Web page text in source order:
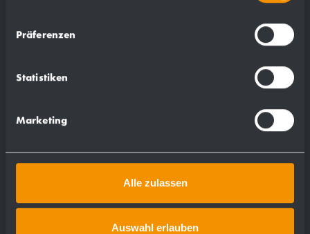
Präferenzen
Statistiken
Marketing
Alle zulassen
Auswahl erlauben